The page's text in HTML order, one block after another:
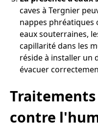
caves à Tergnier
nappes phréatiques
eaux souterraines,
capillarité dans les
réside à installer un
évacuer
contre